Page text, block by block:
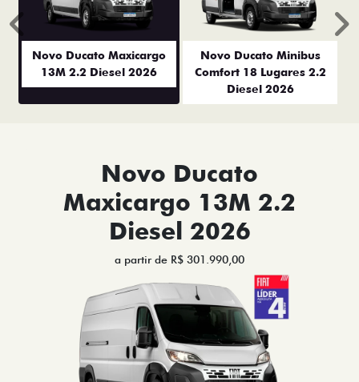
Novo Ducato Maxicargo
13M 2.2 Diesel 2026
Novo Ducato Minibus
Comfort 18 Lugares 2.2
Diesel 2026
Anterior
Novo Ducato
Maxicargo 13M 2.2
Diesel 2026
a partir de R$ 301.990,00